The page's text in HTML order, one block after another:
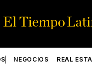
NEGOCIOS REAL